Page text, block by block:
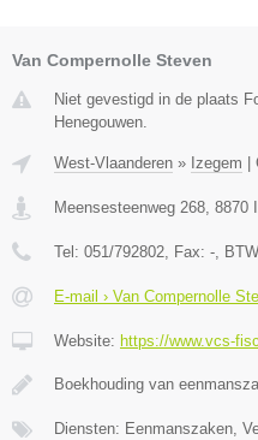
Van Compernolle Steven
Niet gevestigd in de plaats
Henegouwen.
West-Vlaanderen » Izegem
Meensesteenweg 268, 8870
Tel: 051/792802, Fax: -,
E-mail › Van Compernolle
Website: https://www.vcs-
Boekhouding van
Diensten: Eenmanszaken,